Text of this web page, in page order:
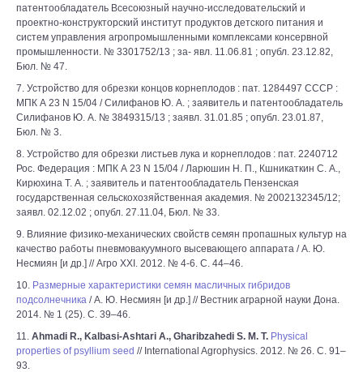
патентообладатель Всесоюзный научно-исследовательский и
проектно-конструкторский институт продуктов детского питания и
систем управления агропромышленными комплексами консервной
промышленности. № 3301752/13 ; за- явл. 11.06.81 ; опубл. 23.12.82,
Бюл. № 47.
7. Устройство для обрезки концов корнеплодов : пат. 1284497 СССР :
МПК А 23 N 15/04 / Силифанов Ю. А. ; заявитель и патентообладатель
Силифанов Ю. А. № 3849315/13 ; заявл. 31.01.85 ; опубл. 23.01.87,
Бюл. № 3.
8. Устройство для обрезки листьев лука и корнеплодов : пат. 2240712
Рос. Федерация : МПК А 23 N 15/04 / Ларюшин Н. П., Кшникаткин С. А.,
Кирюхина Т. А. ; заявитель и патентообладатель Пензенская
государственная сельскохозяйственная академия. № 2002132345/12;
заявл. 02.12.02 ; опубл. 27.11.04, Бюл. № 33.
9. Влияние физико-механических свойств семян пропашных культур на
качество работы пневмовакуумного высевающего аппарата / А. Ю.
Несмиян [и др.] // Агро XXI. 2012. № 4-6. С. 44–46.
10. Размерные характеристики семян масличных гибридов
подсолнечника / А. Ю. Несмиян [и др.] // Вестник аграрной науки Дона.
2014. № 1 (25). С. 39–46.
11. Ahmadi R., Kalbasi-Ashtari A., Gharibzahedi S. M. T. Physical
properties of psyllium seed // International Agrophysics. 2012. № 26. С. 91–
93.